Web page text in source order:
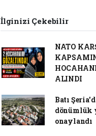
İlginizi Çekebilir
NATO
ALINDI
Batı
dönümlük
onaylandı